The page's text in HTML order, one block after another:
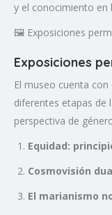
y el conocimiento en
🖼️ Exposiciones
Exposiciones
El museo cuenta
diferentes etapas de
perspectiva de
Equidad:
Cosmovisión
El marianismo